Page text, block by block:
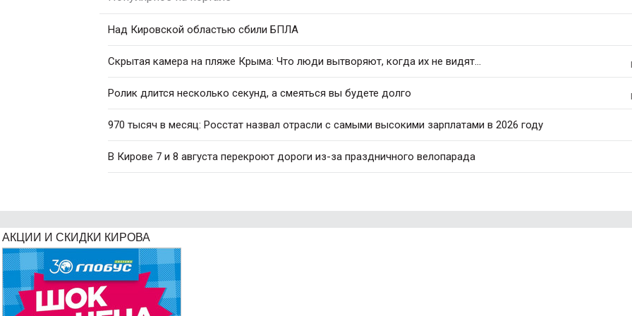
Над Кировской областью сбили БПЛА
Скрытая камера на пляже Крыма: Что люди вытворяют, когда их не видят...
Ролик длится несколько секунд, а смеяться вы будете долго
970 тысяч в месяц: Росстат назвал отрасли с самыми высокими зарплатами в 2026 году
В Кирове 7 и 8 августа перекроют дороги из-за праздничного велопарада
АКЦИИ И СКИДКИ КИРОВА